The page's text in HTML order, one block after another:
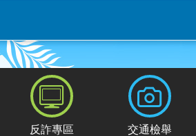
反詐專區
反詐專區 交通檢舉
交通檢舉